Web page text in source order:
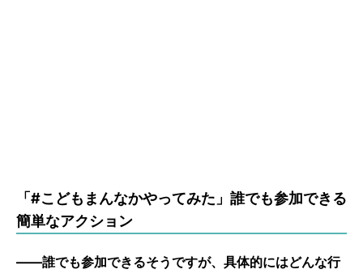
「#こどもまんなかやってみた」誰でも参加できる
簡単なアクション
――誰でも参加できるそうですが、具体的にはどんな行